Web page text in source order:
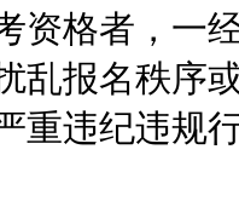
资格者，一
乱报名秩序
重违纪违规